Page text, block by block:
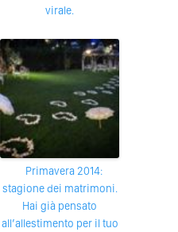
virale.
Primavera 2014:
stagione dei matrimoni.
Hai già pensato
all’allestimento per il tuo